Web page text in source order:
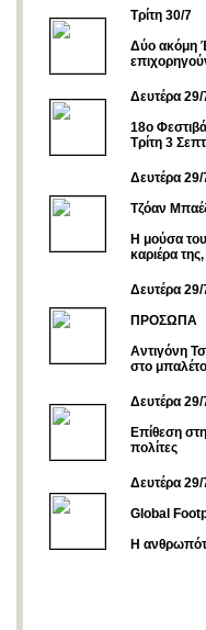
Τρίτη 30/7
Δύο ακόμη
Δευτέρα 29/
18ο
Τρίτη 3
Δευτέρα 29/
Τζόαν
Η μούσα
καριέρα
Δευτέρα 29/
ΠΡΟΣΩΠΑ
Αντιγόνη
στο
Δευτέρα 29/
Επίθεση
πολίτες
Δευτέρα 29/
Global
Η